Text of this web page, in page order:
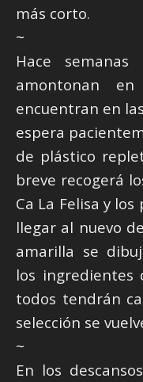
más corto.
~
Hace
amontonan
encuentran en
espera
de plástico
breve recogerá
Ca La Felisa y
llegar al nuevo
amarilla se
los ingredientes
todos tendrán
selección se
~
En los